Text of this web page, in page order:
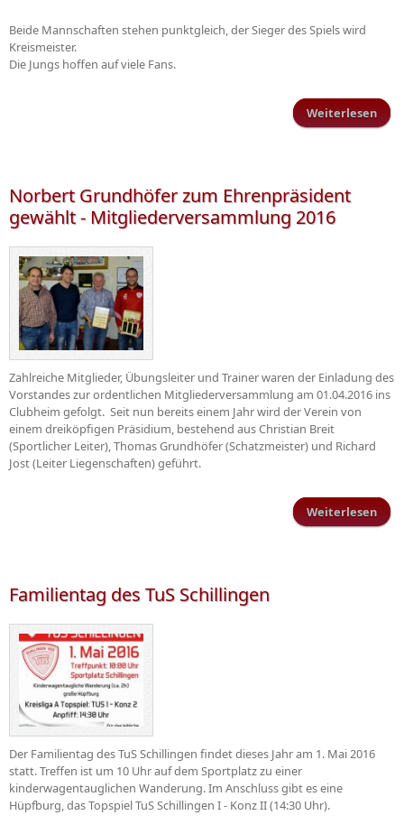
Beide Mannschaften stehen punktgleich, der Sieger des Spiels wird
Kreismeister.
Die Jungs hoffen auf viele Fans.
Weiterlesen
Norbert Grundhöfer zum Ehrenpräsident
gewählt - Mitgliederversammlung 2016
Zahlreiche Mitglieder, Übungsleiter und Trainer waren der Einladung des
Vorstandes zur ordentlichen Mitgliederversammlung am 01.04.2016 ins
Clubheim gefolgt. Seit nun bereits einem Jahr wird der Verein von
einem dreiköpfigen Präsidium, bestehend aus Christian Breit
(Sportlicher Leiter), Thomas Grundhöfer (Schatzmeister) und Richard
Jost (Leiter Liegenschaften) geführt.
Weiterlesen
Familientag des TuS Schillingen
Der Familientag des TuS Schillingen findet dieses Jahr am 1. Mai 2016
statt. Treffen ist um 10 Uhr auf dem Sportplatz zu einer
kinderwagentauglichen Wanderung. Im Anschluss gibt es eine
Hüpfburg, das Topspiel TuS Schillingen I - Konz II (14:30 Uhr).